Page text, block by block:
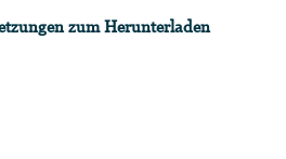
zum Herunterladen